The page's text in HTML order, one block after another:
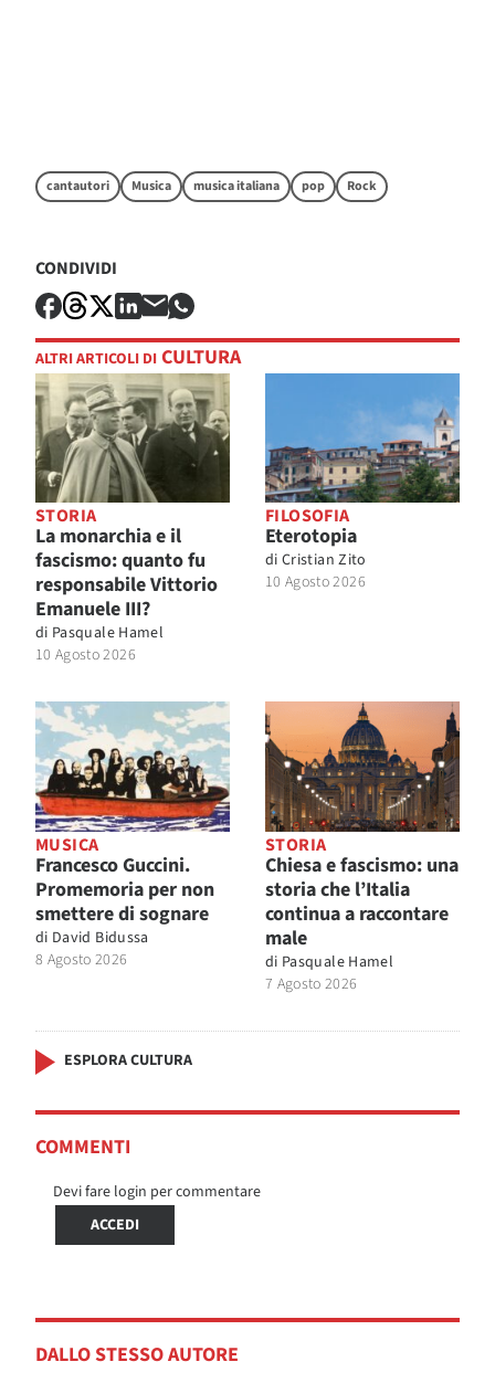
cantautori Musica musica italiana pop Rock
CONDIVIDI
ALTRI ARTICOLI DI CULTURA
STORIA
La monarchia e il
fascismo: quanto fu
responsabile Vittorio
Emanuele III?
di Pasquale Hamel
10 Agosto 2026
FILOSOFIA
Eterotopia
di Cristian Zito
10 Agosto 2026
MUSICA
Francesco Guccini.
Promemoria per non
smettere di sognare
di David Bidussa
8 Agosto 2026
STORIA
Chiesa e fascismo: una
storia che l’Italia
continua a raccontare
male
di Pasquale Hamel
7 Agosto 2026
ESPLORA CULTURA
COMMENTI
Devi fare login per commentare
ACCEDI
DALLO STESSO AUTORE